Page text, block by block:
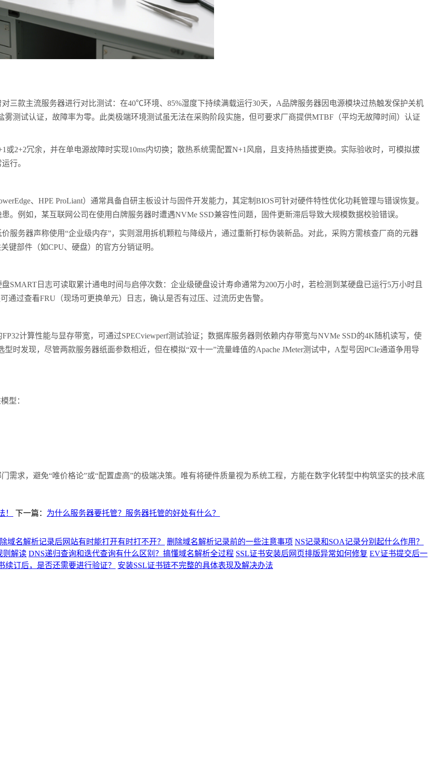
三款主流服务器进行对比测试：在40℃环境、 85%湿度下持续满载运行30天， A品牌服务器因电源模块过热触发保护关机
雾测试认证，故障率为零。此类极端环境测试虽无法在采购阶段实施，但可要求厂商提供MTBF （平均无故障时间）认证
或2+2冗余，并在单电源故障时实现10ms内切换；散热系统需配置N+1 风扇，且支持热插拔更换。实际验收时，可模拟拔
行。
、 HPE ProLiant）通常具备自研主板设计与固件开发能力，其定制 BIOS可针对硬件特性优化功耗管理与错误恢复。
。例如，某互联网公司在使用白牌服务器时遭遇NVMe SSD兼容性问题，固件更新滞后导致大规模数据校验错误。
服务器声称使用“企业级内存”，实则混用拆机颗粒与降级片，通过重新打标伪装新品。对此，采购方需核查厂商的元器
键部件（如CPU、硬盘）的官方分销证明。
盘SMART 日志可读取累计通电时间与启停次数：企业级硬盘设计寿命通常为200万小时，若检测到某硬盘已运行5万小时且
通过查看FRU （现场可更换单元）日志，确认是否有过压、过流历史告警。
FP32计算性能与显存带宽，可通过SPECviewperf测试验证；数据库服务器则依赖内存带宽与NVMe SSD的4K 随机读写，使
时发现，尽管两款服务器纸面参数相近，但在模拟“双十一”流量峰值的Apache JMeter测试中， A型号因PCIe通道争用导
型：
需求，避免“唯价格论”或“配置虚高”的极端决策。唯有将硬件质量视为系统工程，方能在数字化转型中构筑坚实的技术底
！ 下一篇： 为什么服务器要托管？服务器托管的好处有什么？
域名解析记录后网站有时能打开有时打不开？ 删除域名解析记录前的一些注意事项 NS记录和SOA记录分别起什么作用？
则解读 DNS递归查询和迭代查询有什么区别？搞懂域名解析全过程 SSL证书安装后网页排版异常如何修复 EV证书提交后一
续订后，是否还需要进行验证？
安装SSL证书链不完整的具体表现及解决办法